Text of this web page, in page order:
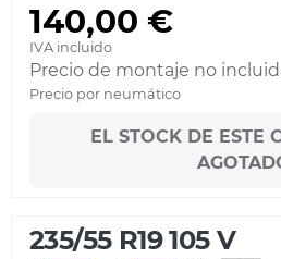
140,00 €
IVA incluido
Precio de montaje no
Precio por neumático
EL STOCK DE ESTE
235/55 R19 105 V